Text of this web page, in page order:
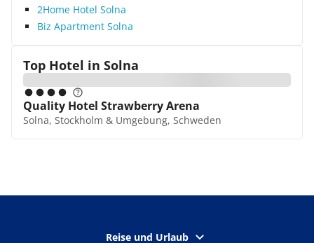
2Home Hotel Solna
Biz Apartment Solna
Top Hotel in Solna
Quality Hotel Strawberry Arena
Solna, Stockholm & Umgebung, Schweden
Reise und Urlaub